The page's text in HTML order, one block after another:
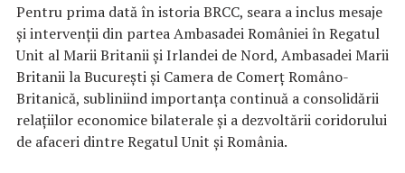
Pentru prima dată în istoria BRCC, seara a inclus mesaje
și intervenții din partea Ambasadei României în Regatul
Unit al Marii Britanii și Irlandei de Nord, Ambasadei Marii
Britanii la București și Camera de Comerț Româno-
Britanică, subliniind importanța continuă a consolidării
relațiilor economice bilaterale și a dezvoltării coridorului
de afaceri dintre Regatul Unit și România.